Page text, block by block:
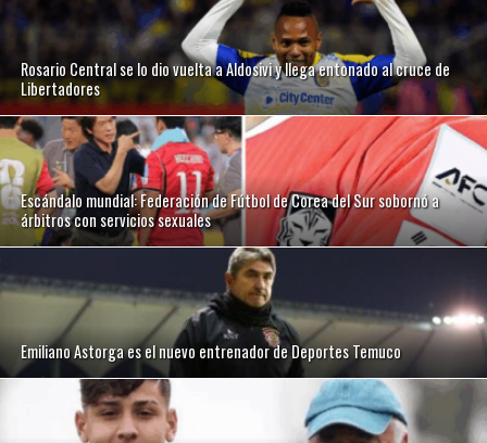
Rosario Central se lo dio vuelta a Aldosivi y llega entonado al cruce de
Libertadores
Escándalo mundial: Federación de Fútbol de Corea del Sur sobornó a
árbitros con servicios sexuales
Emiliano Astorga es el nuevo entrenador de Deportes Temuco